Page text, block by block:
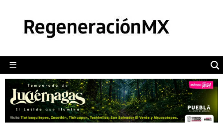
☰
POLÍTICA
CAMALEÓN
OPINIÓN
DEPORTES